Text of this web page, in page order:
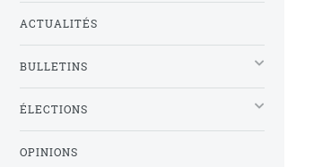
ACTUALITÉS
BULLETINS
ÉLECTIONS
OPINIONS